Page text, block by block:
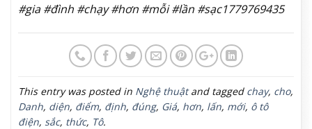
#gia #đình #chạy #hơn #mỗi #lần #sạc1779769435
This entry was posted in Nghệ thuậtand tagged chay, cho,
Danh, diện, điểm, định, đúng, Giá, hơn, lấn, mới, ô tô
điện, sắc, thức, Tô.